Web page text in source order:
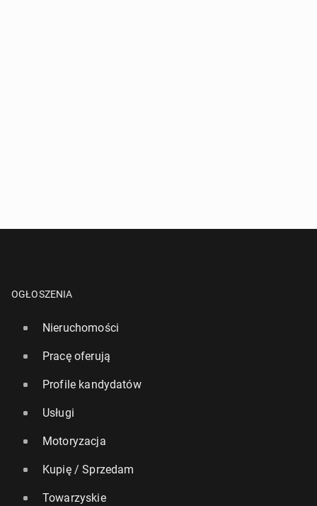
OGŁOSZENIA
Nieruchomości
Pracę oferują
Profile kandydatów
Usługi
Motoryzacja
Kupię / Sprzedam
Towarzyskie